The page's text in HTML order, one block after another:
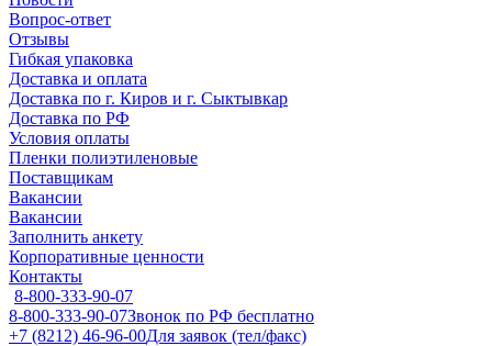
Вопрос-ответ
Отзывы
Гибкая упаковка
Доставка и оплата
Доставка по г. Киров и г. Сыктывкар
Доставка по РФ
Условия оплаты
Пленки полиэтиленовые
Поставщикам
Вакансии
Вакансии
Заполнить анкету
Корпоративные ценности
Контакты
8-800-333-90-07
8-800-333-90-07Звонок по РФ бесплатно
+7 (8212) 46-96-00Для заявок (тел/факс)